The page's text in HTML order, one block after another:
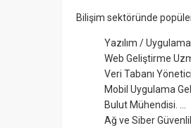
Bilişim sektöründe
Yazılım /
Web Geliştirme
Veri Tabanı
Mobil Uygulama
Bulut Mühendisi. ...
Ağ ve Siber Güvenlik